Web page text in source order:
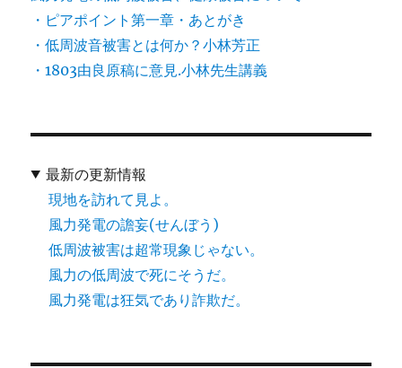
・ピアポイント第一章・あとがき
・低周波音被害とは何か？小林芳正
・1803由良原稿に意見.小林先生講義
最新の更新情報
現地を訪れて見よ。
風力発電の譫妄(せんぼう)
低周波被害は超常現象じゃない。
風力の低周波で死にそうだ。
風力発電は狂気であり詐欺だ。